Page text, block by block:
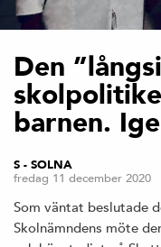
Den
barnen.
S - SOLNA
fredag 11 december 2020
Som väntat beslutade
Skolnämndens möte